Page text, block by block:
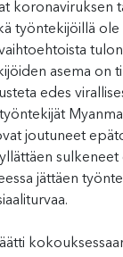
koronaviruksen
työntekijöillä ole
asema on
edes
joutuneet
sulkeneet
jättäen